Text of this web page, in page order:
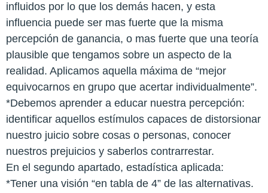
influidos por lo que los demás hacen, y esta
influencia puede ser mas fuerte que la misma
percepción de ganancia, o mas fuerte que una teoría
plausible que tengamos sobre un aspecto de la
realidad. Aplicamos aquella máxima de “mejor
equivocarnos en grupo que acertar individualmente”.
*Debemos aprender a educar nuestra percepción:
identificar aquellos estímulos capaces de distorsionar
nuestro juicio sobre cosas o personas, conocer
nuestros prejuicios y saberlos contrarrestar.
En el segundo apartado, estadística aplicada:
*Tener una visión “en tabla de 4” de las alternativas.